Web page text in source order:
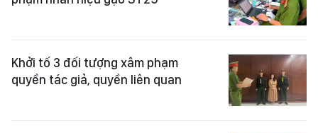
Khởi tố 3 đối tượng xâm phạm
quyền tác giả, quyền liên quan